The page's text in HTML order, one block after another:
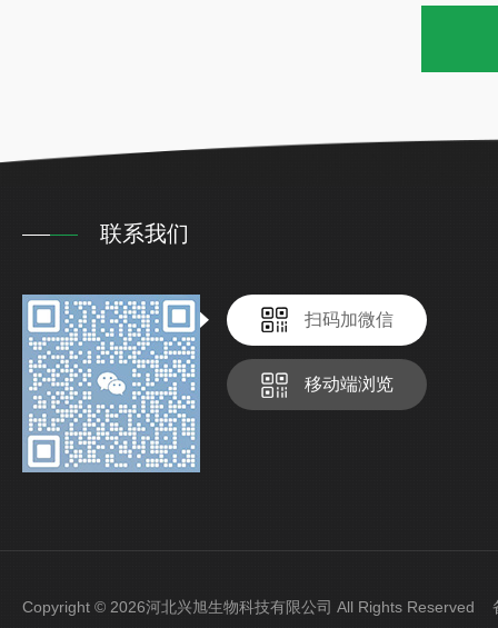
联系我们
扫码加微信
移动端浏览
Copyright © 2026河北兴旭生物科技有限公司 All Rights Reserved